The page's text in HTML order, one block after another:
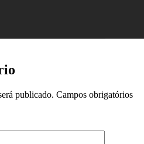
publicado. Campos obrigatórios